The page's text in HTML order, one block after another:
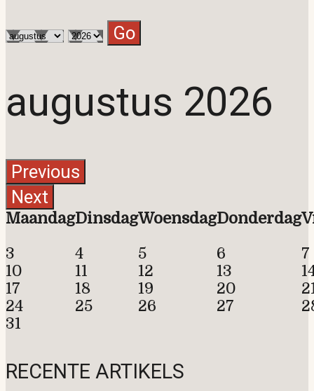
augustus 2026
MaandagDinsdagWoensdagDonderdag
3
4 5 6
7
10
11 12 13
17
18 19 20
24
25 26 27
31
RECENTE ARTIKELS